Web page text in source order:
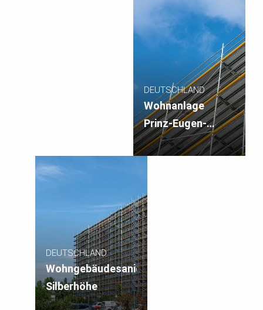
DEUTSCHLAND
Wohnanlage
Prinz-Eugen-
Karree
DEUTSCHLAND
Wohngebäudesanierung
Silberhöhe